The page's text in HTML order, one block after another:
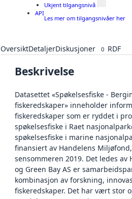
API
Ukjent tilgangsnivå
Les mer om tilgangsnivåer her
OversiktDetaljerDiskusjoner 0 RDF
Beskrivelse
Datasettet «Spøkelsesfiske -
fiskeredskaper» inneholder
fiskeredskaper som er ryddet i
spøkelsesfiske i Raet
spøkelsesfiske i marine
finansiert av Handelens
sensommeren 2019. Det ledes
og Green Bay AS er
kombinasjon av forskning,
fiskeredskaper. Det har vært stor